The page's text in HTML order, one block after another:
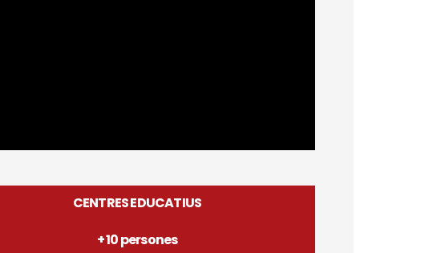
CENTRES EDUCATIUS
+ 10 persones